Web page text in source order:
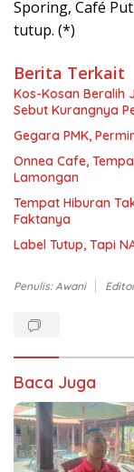
Sporing, Café
tutup. (*)
Berita Terkait
Kos-Kosan Beralih
Sebut Kurangnya
Gegara PMK,
Onnea Cafe,
Lamongan
Tempat Hiburan
Faktanya
Label Tutup, Tapi
Penulis: Awani
Baca Juga